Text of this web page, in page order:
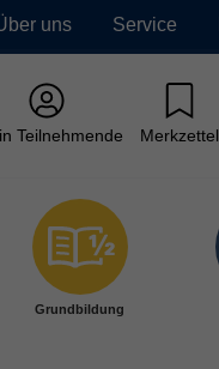
uns Service
Teilnehmende Merkzettel
Grundbildung